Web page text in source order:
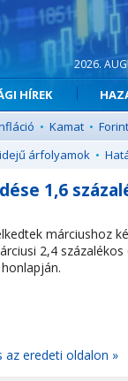
2026.
HÍREK
• Kamat • Forint
árfolyamok •
1,6
márciushoz
2,4
az eredeti oldalon »